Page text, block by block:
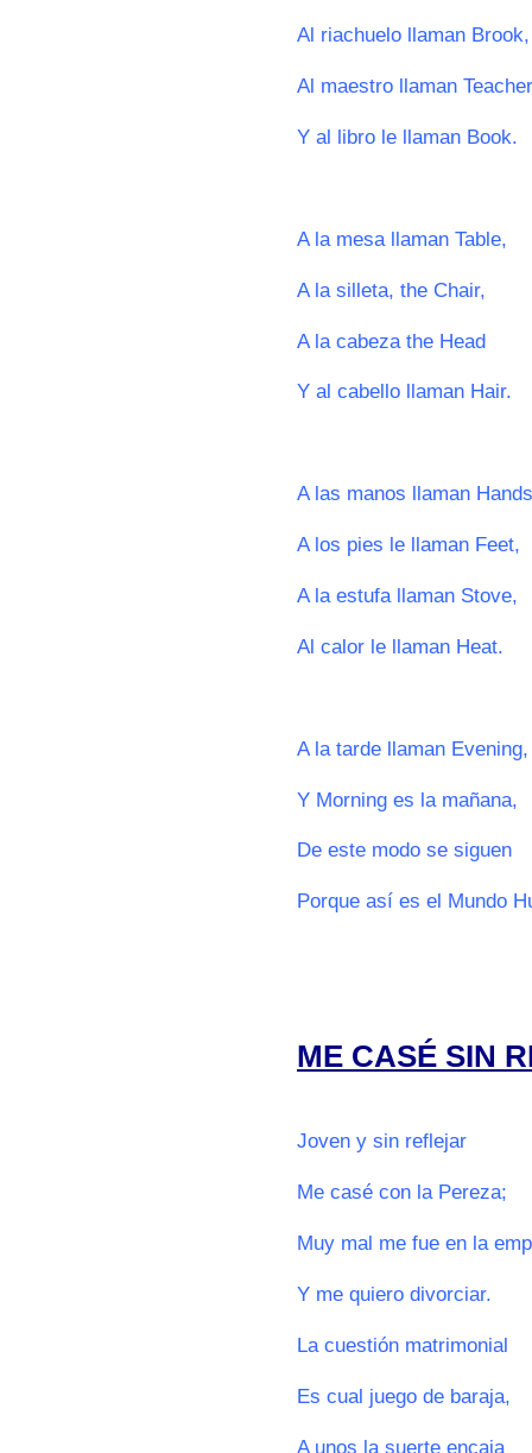
Al riachuelo llaman Brook,
Al maestro llaman Teacher
Y al libro le llaman Book.
A la mesa llaman Table,
A la silleta, the Chair,
A la cabeza the Head
Y al cabello llaman Hair.
A las manos llaman
A los pies le llaman Feet,
A la estufa llaman Stove,
Al calor le llaman Heat.
A la tarde llaman Evening,
Y Morning es la mañana,
De este modo se siguen
Porque así es el Mundo
ME CASÉ SIN
Joven y sin reflejar
Me casé con la Pereza;
Muy mal me fue en la
Y me quiero divorciar.
La cuestión matrimonial
Es cual juego de baraja,
A unos la suerte encaja